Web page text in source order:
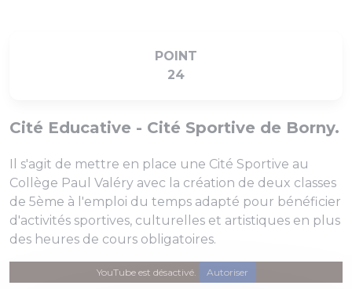
POINT
24
Cité Educative - Cité Sportive de Borny.
Il s'agit de mettre en place une Cité Sportive au
Collège Paul Valéry avec la création de deux classes
de 5ème à l'emploi du temps adapté pour bénéficier
d'activités sportives, culturelles et artistiques en plus
des heures de cours obligatoires.
YouTube est désactivé. Autoriser